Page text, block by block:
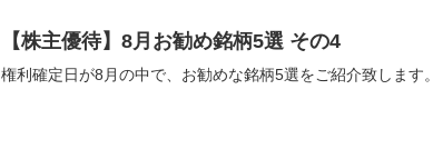
【株主優待】8月お勧め銘柄5選 その4
権利確定日が8月の中で、お勧めな銘柄5選をご紹介致します。